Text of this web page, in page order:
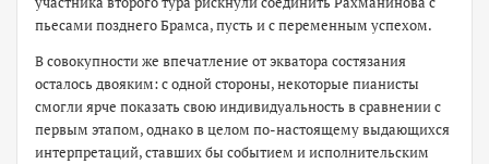
пьесами позднего Брамса, пусть и с переменным успехом.
В совокупности же впечатление от экватора состязания
осталось двояким: с одной стороны, некоторые пианисты
смогли ярче показать свою индивидуальность в сравнении с
первым этапом, однако в целом по-настоящему выдающихся
интерпретаций, ставших бы событием и исполнительским